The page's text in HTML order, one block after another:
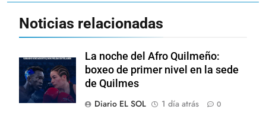
Noticias relacionadas
La noche del Afro Quilmeño:
boxeo de primer nivel en la sede
de Quilmes
Diario EL SOL
1 día atrás 0